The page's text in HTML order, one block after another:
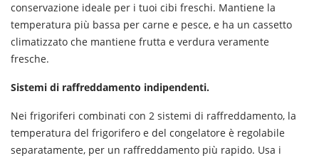
conservazione ideale per i tuoi cibi freschi. Mantiene la
temperatura più bassa per carne e pesce, e ha un cassetto
climatizzato che mantiene frutta e verdura veramente
fresche.
Sistemi di raffreddamento indipendenti.
Nei frigoriferi combinati con 2 sistemi di raffreddamento, la
temperatura del frigorifero e del congelatore è regolabile
separatamente, per un raffreddamento più rapido. Usa i